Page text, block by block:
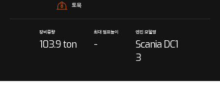
토목
장비중량
103.9 ton
최대 덤프높이
-
엔진 모델명
Scania DC1
3